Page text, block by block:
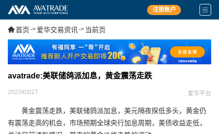
注册账户
首页 -> 爱华交易资讯 -> 当前页
avatrade:美联储鸽派加息，黄金震荡走跌
2023/03/27 爱华平台
黄金震荡走跌，美联储鸽派加息，美元隔夜探低多头，黄金仍
有震荡走高的机会，市场预期全球央行加息周期，美债收益走低，